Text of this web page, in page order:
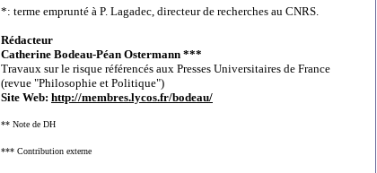
*: terme emprunté à P. Lagadec, directeur de recherches au CNRS.
Rédacteur
Catherine Bodeau-Péan Ostermann ***
Travaux sur le risque référencés aux Presses Universitaires de France
(revue "Philosophie et Politique")
Site Web: http://membres.lycos.fr/bodeau/
** Note de DH
*** Contribution externe